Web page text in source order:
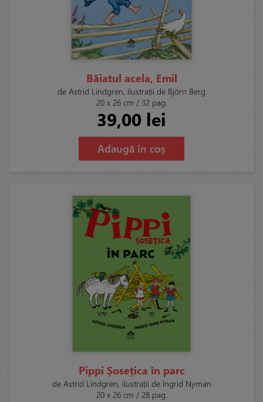
Băiatul acela, Emil
de Astrid Lindgren, ilustrații de Björn Berg
20 x 26 cm / 32 pag.
39,00 lei
Adaugă în coș
Pippi Șosețica în parc
de Astrid Lindgren, ilustrații de Ingrid Nyman
20 x 26 cm / 28 pag.